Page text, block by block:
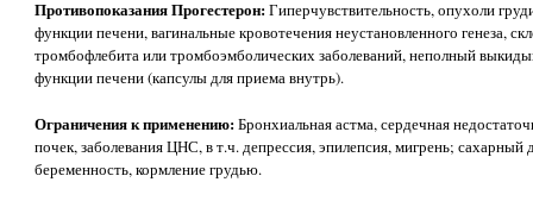
Противопоказания Прогестерон:Гиперчувствительность, опухоли
функции печени, вагинальные кровотечения неустановленного генеза,
тромбофлебита или тромбоэмболических заболеваний, неполный
функции печени (капсулы для приема внутрь).
Ограничения к применению:Бронхиальная астма, сердечная
почек, заболевания ЦНС, в т.ч. депрессия, эпилепсия, мигрень; сахарный
беременность, кормление грудью.